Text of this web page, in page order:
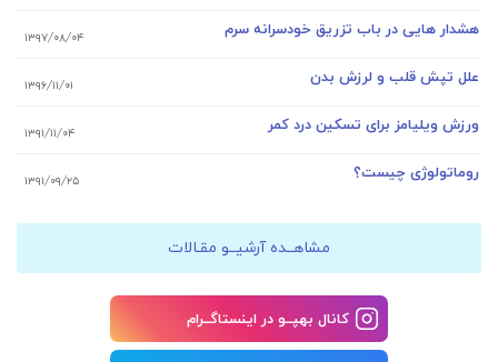
هشدار هایی در باب تزریق خودسرانه سرم ۱۳۹۷/۰۸/۰۴
علل تپش قلب و لرزش بدن ۱۳۹۶/۱۱/۰۱
ورزش ویلیامز برای تسکین درد کمر ۱۳۹۱/۱۱/۰۴
روماتولوژی چیست؟ ۱۳۹۱/۰۹/۲۵
مشاهــده آرشیــو مقـالات
کانال بهپــو در اینستاگــرام